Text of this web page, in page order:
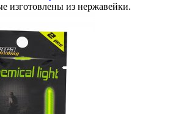
изготовлены из нержавейки.